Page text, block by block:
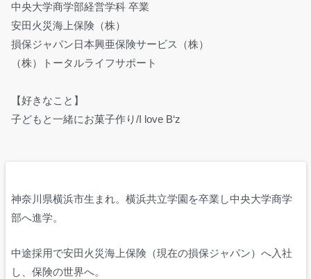
中央大学商学部経営学科 卒業
安田火災海上保険（株）
損保ジャパン日本興亜保険サービス（株）
（株）トータルライフサポート
【好きなこと】
子どもと一緒にお菓子作り/I love B‘z
神奈川県横浜市生まれ。横浜共立学園を卒業し中央大学商学
部へ進学。
中途採用で安田火災海上保険（現在の損保ジャパン）へ入社
し、保険の世界へ。